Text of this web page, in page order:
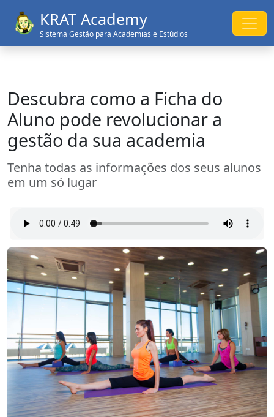
KRAT Academy
Sistema Gestão para Academias e Estúdios
Descubra como a Ficha do
Aluno pode revolucionar a
gestão da sua academia
Tenha todas as informações dos seus alunos
em um só lugar